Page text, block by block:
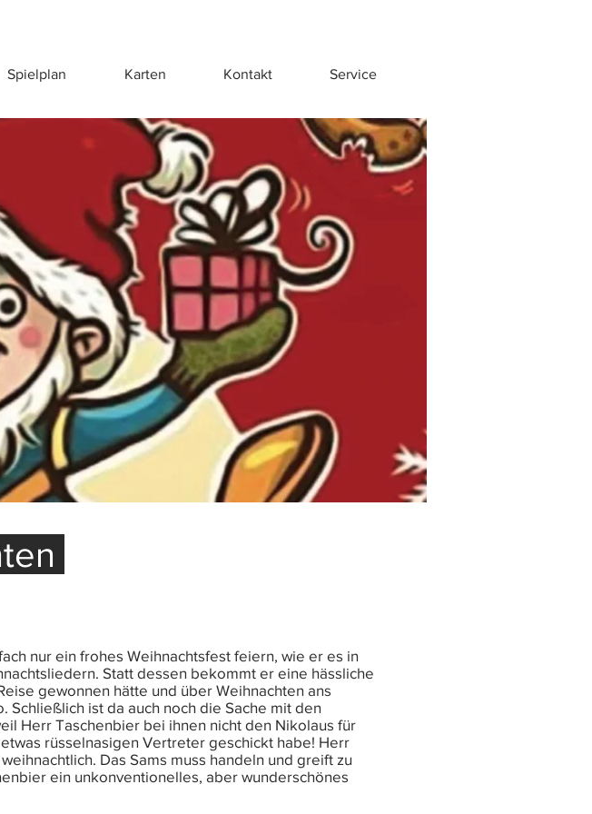
Spielplan Karten Kontakt Service
nur ein frohes Weihnachtsfest feiern, wie er es in
Statt dessen bekommt er eine hässliche
gewonnen hätte und über Weihnachten ans
Schließlich ist da auch noch die Sache mit den
Herr Taschenbier bei ihnen nicht den Nikolaus für
rüsselnasigen Vertreter geschickt habe! Herr
Das Sams muss handeln und greift zu
ein unkonventionelles, aber wunderschönes